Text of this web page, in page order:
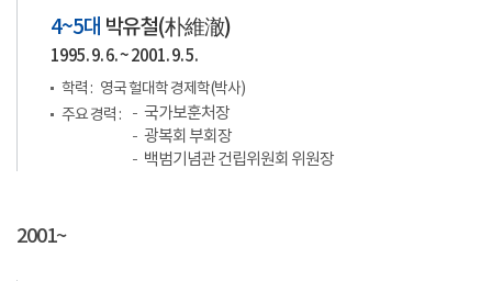
4~5대 박유철(朴維澈)
1995. 9. 6. ~ 2001. 9. 5.
학력 : 영국 헐대학 경제학(박사)
주요 경력 :
국가보훈처장
광복회 부회장
백범기념관 건립위원회 위원장
2001~